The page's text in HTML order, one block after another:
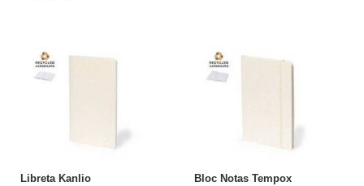
Libreta Kanlio Bloc Notas Tempox